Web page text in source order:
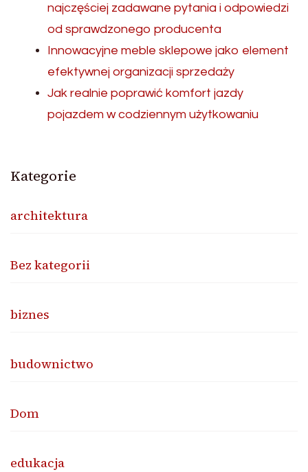
najczęściej zadawane pytania i odpowiedzi
od sprawdzonego producenta
Innowacyjne meble sklepowe jako element
efektywnej organizacji sprzedaży
Jak realnie poprawić komfort jazdy
pojazdem w codziennym użytkowaniu
Kategorie
architektura
Bez kategorii
biznes
budownictwo
Dom
edukacja